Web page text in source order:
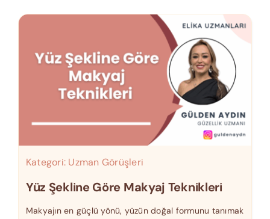
Kategori: Uzman Görüşleri
Yüz Şekline Göre Makyaj Teknikleri
Makyajın en güçlü yönü, yüzün doğal formunu tanımak